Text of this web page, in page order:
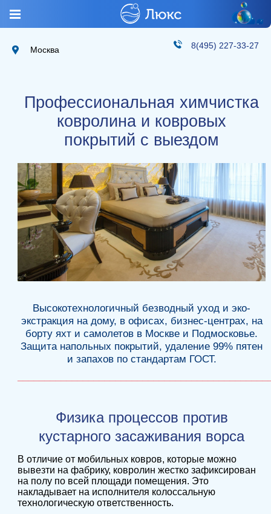
Москва 8(495) 227-33-27
Профессиональная химчистка
ковролина и ковровых
покрытий с выездом
Высокотехнологичный безводный уход и эко-
экстракция на дому, в офисах, бизнес-центрах, на
борту яхт и самолетов в Москве и Подмосковье.
Защита напольных покрытий, удаление 99% пятен
и запахов по стандартам ГОСТ.
Физика процессов против
кустарного засаживания ворса
В отличие от мобильных ковров, которые можно
вывезти на фабрику, ковролин жестко зафиксирован
на полу по всей площади помещения. Это
накладывает на исполнителя колоссальную
технологическую ответственность.